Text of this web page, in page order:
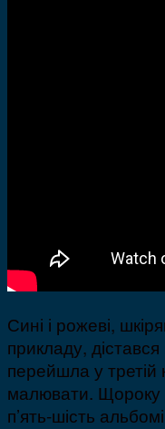
Сині і рожеві,
прикладу,
перейшла у третій
малювати. Щороку
п’ять-шість